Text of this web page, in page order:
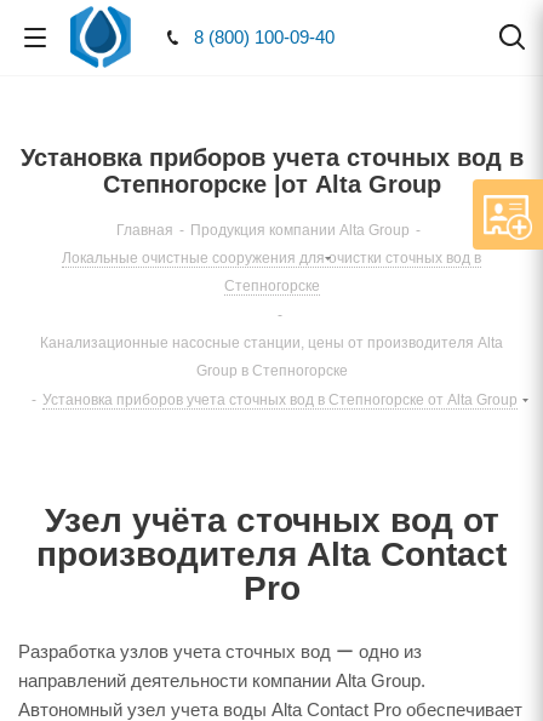
8 (800) 100-09-40
Установка приборов учета сточных вод в
Степногорске |от Alta Group
Главная - Продукция компании Alta Group -
Локальные очистные сооружения для очистки сточных вод в
Степногорске
-
Канализационные насосные станции, цены от производителя Alta
Group в Степногорске
- Установка приборов учета сточных вод в Степногорске от Alta Group
Узел учёта сточных вод от
производителя Alta Contact
Pro
Разработка узлов учета сточных вод ー одно из
направлений деятельности компании Alta Group.
Автономный узел учета воды Alta Contact Pro обеспечивает